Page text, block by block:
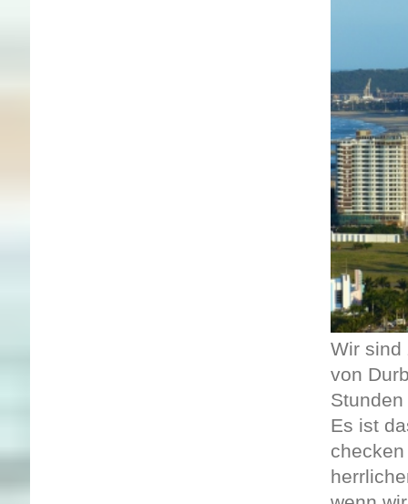
Wir sind
von
Es ist